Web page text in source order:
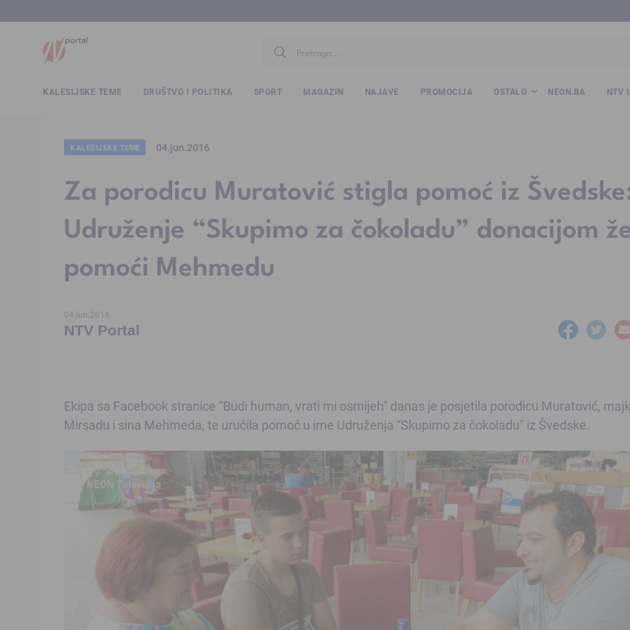
KALESIJSKE TEME DRUŠTVO I POLITIKA SPORT MAGAZIN NAJAVE PROMOCIJA OSTALO NEON.BA NTV
KALESIJSKE TEME 04.jun.2016
Za porodicu Muratović stigla pomoć iz
Udruženje “Skupimo za čokoladu” donacijom
pomoći Mehmedu
04.jun.2016
NTV Portal
Ekipa sa Facebook stranice “Budi human, vrati mi osmijeh” danas je posjetila porodicu Muratović,
Mirsadu i sina Mehmeda, te uručila pomoć u ime Udruženja “Skupimo za čokoladu” iz Švedske.